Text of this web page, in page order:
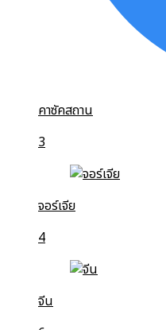
คาซัคสถาน
3
จอร์เจีย
4
จีน